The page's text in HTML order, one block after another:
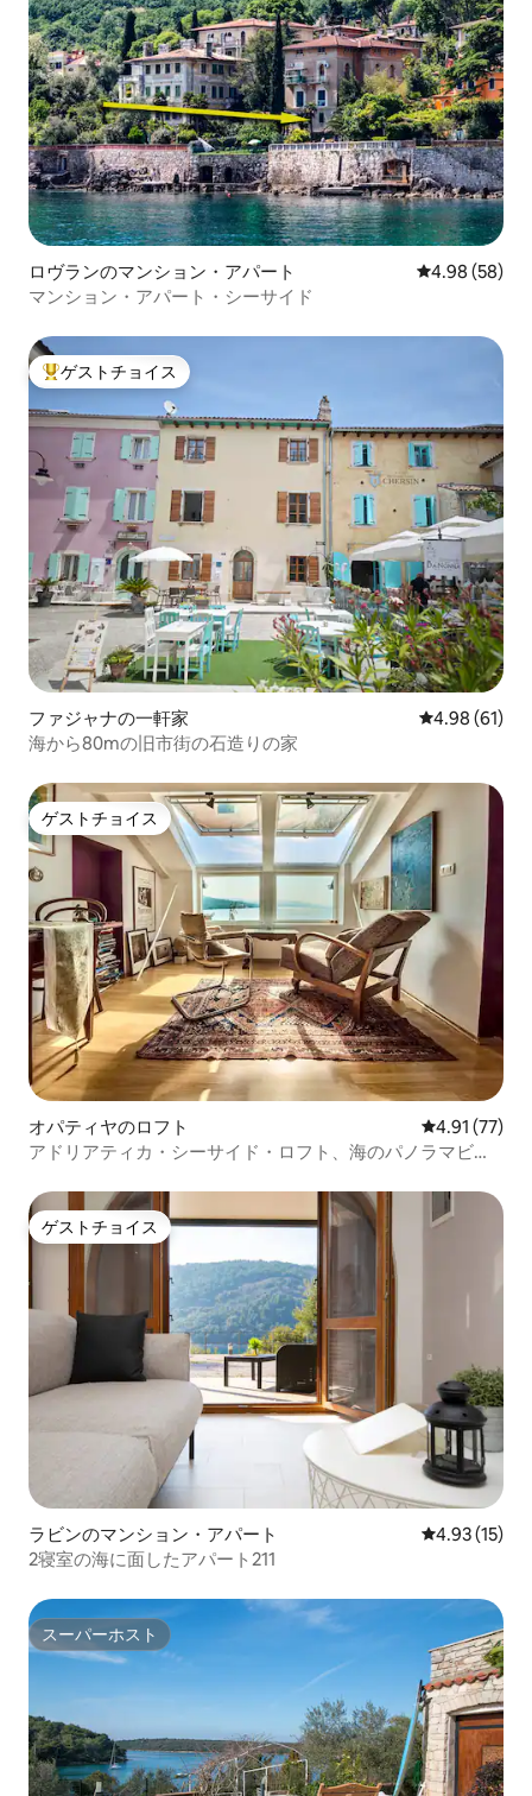
ロヴランのマンション・アパート レビュー58
4.98 (58)
マンション・アパート・シーサイド
大好評のゲストチョイスです。
ゲストチョイス
ファジャナの一軒家 レビュー61
4.98 (61)
海から80mの旧市街の石造りの家
ゲストチョイス
ゲストチョイス
オパティヤのロフト レビュー77
4.91 (77)
アドリアティカ・シーサイド・ロフト、海のパノラマビュ
ゲストチョイス
ゲストチョイス
ラビンのマンション・アパート レビュー15
4.93 (15)
2寝室の海に面したアパート211
スーパーホスト
スーパーホスト